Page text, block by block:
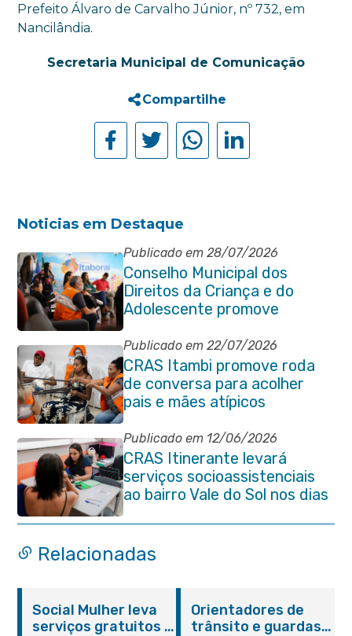
Prefeito Álvaro de Carvalho Júnior, nº 732, em
Nancilândia.
Secretaria Municipal de Comunicação
Compartilhe
Noticias em Destaque
Publicado em 28/07/2026
Conselho Municipal dos
Direitos da Criança e do
Adolescente promove
reunião de alinhamento com
órgãos públicos
Publicado em 22/07/2026
CRAS Itambi promove roda
de conversa para acolher
pais e mães atípicos
Publicado em 12/06/2026
CRAS Itinerante levará
serviços socioassistenciais
ao bairro Vale do Sol nos dias
15 e 16 de junho e Vila
Gabriela 18 de junho
Relacionadas
Social Mulher leva
serviços gratuitos à
Orientadores de
trânsito e guardas